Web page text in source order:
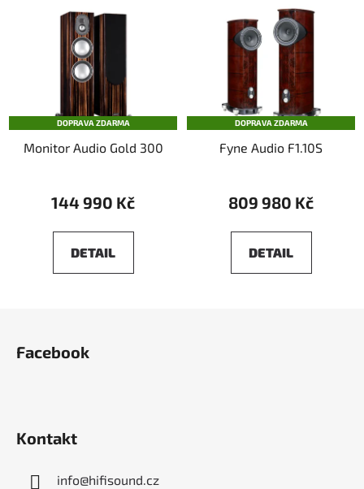
DOPRAVA ZDARMA
Monitor Audio Gold 300
144 990 Kč
DETAIL
DOPRAVA ZDARMA
Fyne Audio F1.10S
809 980 Kč
DETAIL
Facebook
Kontakt
info@hifisound.cz